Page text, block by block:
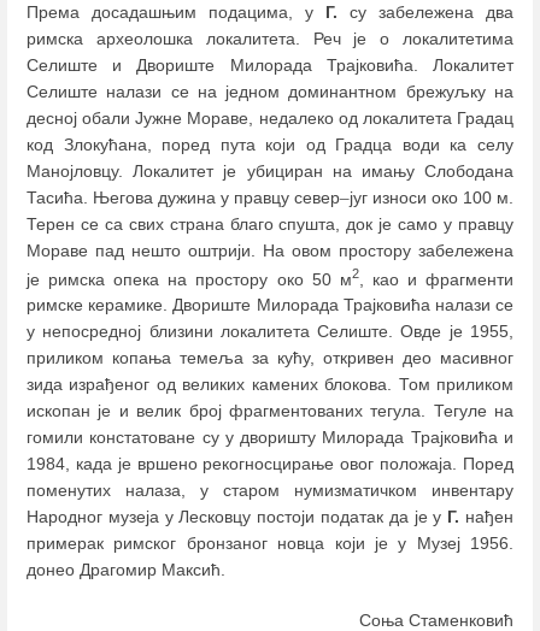
Према досадашњим подацима, у Г. су забележена два
римска археолошка локалитета. Реч је о локалитетима
Селиште и Двориште Милорада Трајковића. Локалитет
Селиште налази се на једном доминантном брежуљку на
десној обали Јужне Мораве, недалеко од локалитета Градац
код Злокућана, поред пута који од Градца води ка селу
Манојловцу. Локалитет је убициран на имању Слободана
Тасића. Његова дужина у правцу север–југ износи око 100 м.
Терен се са свих страна благо спушта, док је само у правцу
Мораве пад нешто оштрији. На овом простору забележена
је римска опека на простору око 50 м2, као и фрагменти
римске керамике. Двориште Милорада Трајковића налази се
у непосредној близини локалитета Селиште. Овде је 1955,
приликом копања темеља за кућу, откривен део масивног
зида израђеног од великих камених блокова. Том приликом
ископан је и велик број фрагментованих тегула. Тегуле на
гомили констатоване су у дворишту Милорада Трајковића и
1984, када је вршено рекогносцирање овог положаја. Поред
поменутих налаза, у старом нумизматичком инвентару
Народног музеја у Лесковцу постоји податак да је у Г. нађен
примерак римског бронзаног новца који је у Музеј 1956.
донео Драгомир Максић.
Соња Стаменковић